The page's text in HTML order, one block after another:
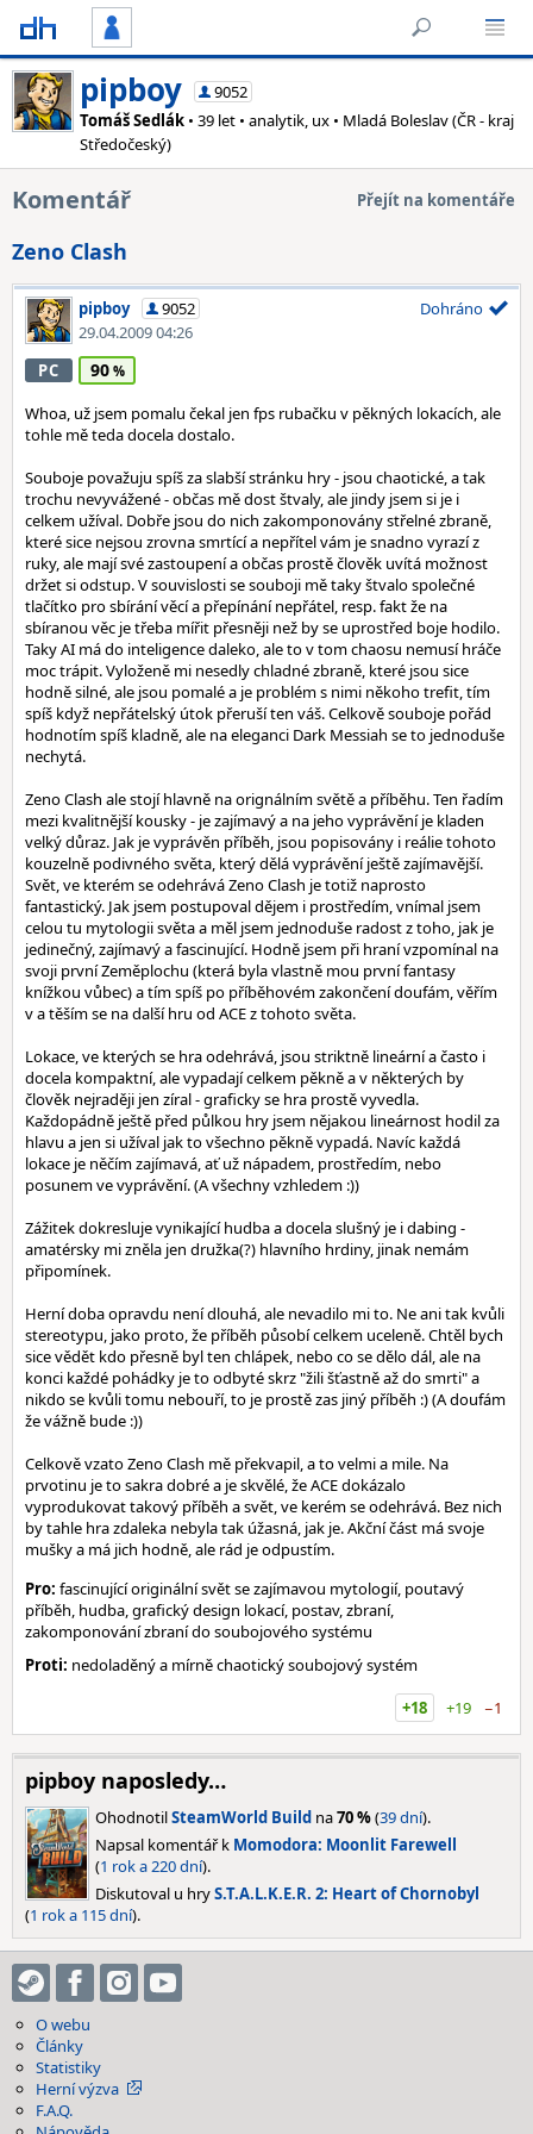
pipboy
9052
Tomáš Sedlák • 39 let • analytik, ux • Mladá Boleslav (ČR - kraj
Středočeský)
Komentář Přejít na komentáře
Zeno Clash
pipboy
9052
29.04.2009 04:26
Dohráno
PC 90
Whoa, už jsem pomalu čekal jen fps rubačku v pěkných lokacích, ale
tohle mě teda docela dostalo.
Souboje považuju spíš za slabší stránku hry - jsou chaotické, a tak
trochu nevyvážené - občas mě dost štvaly, ale jindy jsem si je i
celkem užíval. Dobře jsou do nich zakomponovány střelné zbraně,
které sice nejsou zrovna smrtící a nepřítel vám je snadno vyrazí z
ruky, ale mají své zastoupení a občas prostě člověk uvítá možnost
držet si odstup. V souvislosti se souboji mě taky štvalo společné
tlačítko pro sbírání věcí a přepínání nepřátel, resp. fakt že na
sbíranou věc je třeba mířit přesněji než by se uprostřed boje hodilo.
Taky AI má do inteligence daleko, ale to v tom chaosu nemusí hráče
moc trápit. Vyloženě mi nesedly chladné zbraně, které jsou sice
hodně silné, ale jsou pomalé a je problém s nimi někoho trefit, tím
spíš když nepřátelský útok přeruší ten váš. Celkově souboje pořád
hodnotím spíš kladně, ale na eleganci Dark Messiah se to jednoduše
nechytá.
Zeno Clash ale stojí hlavně na orignálním světě a příběhu. Ten řadím
mezi kvalitnější kousky - je zajímavý a na jeho vyprávění je kladen
velký důraz. Jak je vyprávěn příběh, jsou popisovány i reálie tohoto
kouzelně podivného světa, který dělá vyprávění ještě zajímavější.
Svět, ve kterém se odehrává Zeno Clash je totiž naprosto
fantastický. Jak jsem postupoval dějem i prostředím, vnímal jsem
celou tu mytologii světa a měl jsem jednoduše radost z toho, jak je
jedinečný, zajímavý a fascinující. Hodně jsem při hraní vzpomínal na
svoji první Zeměplochu (která byla vlastně mou první fantasy
knížkou vůbec) a tím spíš po příběhovém zakončení doufám, věřím
v a těším se na další hru od ACE z tohoto světa.
Lokace, ve kterých se hra odehrává, jsou striktně lineární a často i
docela kompaktní, ale vypadají celkem pěkně a v některých by
člověk nejraději jen zíral - graficky se hra prostě vyvedla.
Každopádně ještě před půlkou hry jsem nějakou lineárnost hodil za
hlavu a jen si užíval jak to všechno pěkně vypadá. Navíc každá
lokace je něčím zajímavá, ať už nápadem, prostředím, nebo
posunem ve vyprávění. (A všechny vzhledem :))
Zážitek dokresluje vynikající hudba a docela slušný je i dabing -
amatérsky mi zněla jen družka(?) hlavního hrdiny, jinak nemám
připomínek.
Herní doba opravdu není dlouhá, ale nevadilo mi to. Ne ani tak kvůli
stereotypu, jako proto, že příběh působí celkem uceleně. Chtěl bych
sice vědět kdo přesně byl ten chlápek, nebo co se dělo dál, ale na
konci každé pohádky je to odbyté skrz "žili šťastně až do smrti" a
nikdo se kvůli tomu nebouří, to je prostě zas jiný příběh :) (A doufám
že vážně bude :))
Celkově vzato Zeno Clash mě překvapil, a to velmi a mile. Na
prvotinu je to sakra dobré a je skvělé, že ACE dokázalo
vyprodukovat takový příběh a svět, ve kerém se odehrává. Bez nich
by tahle hra zdaleka nebyla tak úžasná, jak je. Akční část má svoje
mušky a má jich hodně, ale rád je odpustím.
Pro: fascinující originální svět se zajímavou mytologií, poutavý
příběh, hudba, grafický design lokací, postav, zbraní,
zakomponování zbraní do soubojového systému
Proti: nedoladěný a mírně chaotický soubojový systém
+18
+19 −1
pipboy naposledy…
OhodnotilSteamWorld Build na70 %(39 dní).
Napsal komentář k Momodora: Moonlit Farewell
(1 rok a 220 dní).
Diskutoval u hryS.T.A.L.K.E.R. 2: Heart of Chornobyl
(1 rok a 115 dní).
O webu
Články
Statistiky
Herní výzva
F.A.Q.